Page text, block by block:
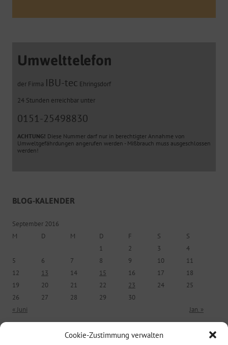
Cookie-Zustimmung verwalten
Umwelttelefon
der Firma IBU-tec Ehringsdorf
24 Stunden erreichbar unter
0151-25498830
ACHTUNG! Diese Nummer darf nur in berechtigter Annahme von
Umweltgefährdungen angerufen werden - Mißbrauch muss ausgeschlossen
werden!
BLOG-KALENDER
September 2016
M
D M D F S
S
1
2 3
4
5
6 7 8 9 10
11
12
13 14 15 16 17
18
19
20 21 22 23 24
25
26
27 28 29
30
« Juni
Jan. »